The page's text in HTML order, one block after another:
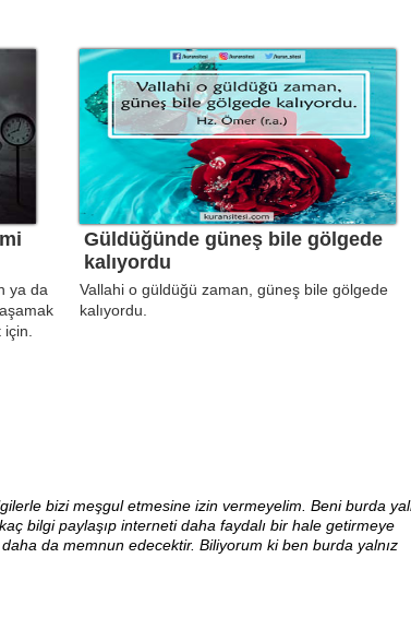
ya da
Güldüğünde güneş bile gölgede
kalıyordu
Vallahi o güldüğü zaman, güneş bile gölgede
kalıyordu.
bizi meşgul etmesine izin vermeyelim. Beni burda
bilgi paylaşıp interneti daha faydalı bir hale getirmeye
da memnun edecektir. Biliyorum ki ben burda yalnız